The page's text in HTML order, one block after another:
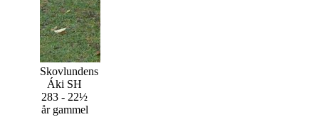
Skovlundens
Áki SH
283 - 22½
år gammel